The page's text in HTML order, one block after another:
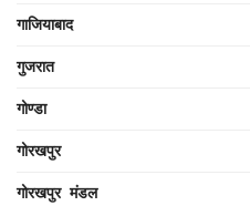
गाजियाबाद
गुजरात
गोण्डा
गोरखपुर
गोरखपुर मंडल